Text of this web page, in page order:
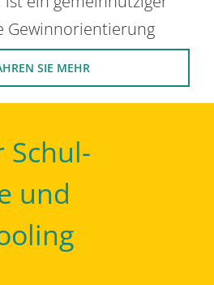
Gewinnorientierung
SIE MEHR
Schul-
und